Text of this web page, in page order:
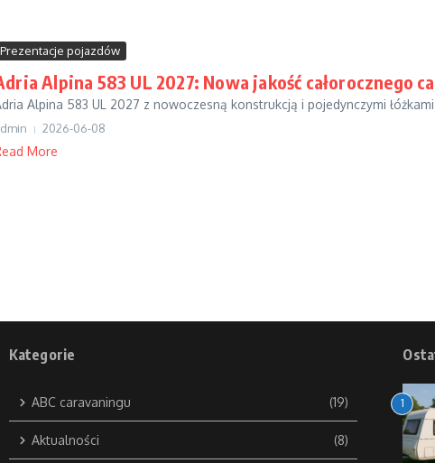
Prezentacje pojazdów
Alpina 583 UL 2027: Nowa jakość całorocznego
Alpina 583 UL 2027 z nowoczesną konstrukcją i pojedynczymi
2026-06-08
More
Kategorie
ABC caravaningu (19)
Aktualności (8)
1